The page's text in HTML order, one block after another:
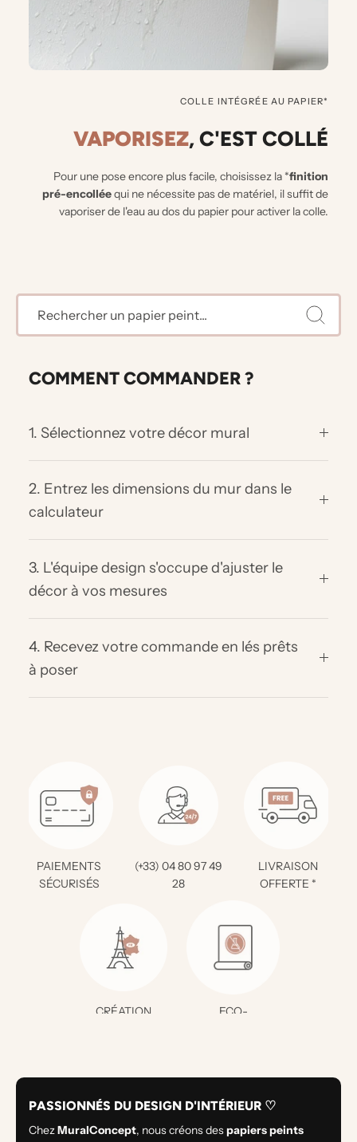
COLLE INTÉGRÉE AU PAPIER*
VAPORISEZ, C'EST COLLÉ
Pour une pose encore plus facile, choisissez la *finition
pré-encolléequi ne nécessite pas de matériel, il suffit de
vaporiser de l'eau au dos du papier pour activer la colle.
COMMENT COMMANDER ?
1. Sélectionnez votre décor mural
2. Entrez les dimensions du mur dans le
calculateur
3. L'équipe design s'occupe d'ajuster le
décor à vos mesures
4. Recevez votre commande en lés prêts
à poser
PAIEMENTS
SÉCURISÉS
(+33) 04 80 97 49
28
LIVRAISON
OFFERTE *
CRÉATION
ECO-
PASSIONNÉS DU DESIGN D'INTÉRIEUR ♡
ChezMuralConcept, nous créons despapiers peints